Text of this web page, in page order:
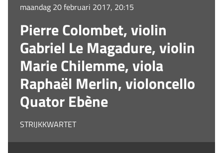
maandag 20 februari 2017, 20:15
Pierre Colombet, violin
Gabriel Le Magadure, violin
Marie Chilemme, viola
Raphaël Merlin, violoncello
Quator Ebène
STRIJKKWARTET